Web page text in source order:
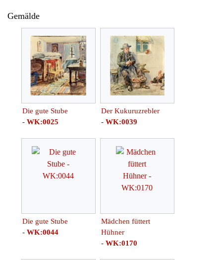
Gemälde
Die gute Stube
- WK:0025
Der Kukuruzrebler
- WK:0039
Die gute Stube
- WK:0044
Mädchen füttert
Hühner
- WK:0170